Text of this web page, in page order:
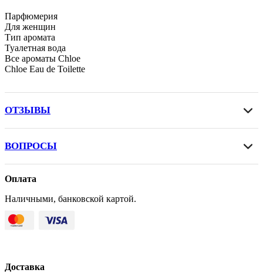
Парфюмерия
Для женщин
Тип аромата
Туалетная вода
Все ароматы Chloe
Chloe Eau de Toilette
ОТЗЫВЫ
ВОПРОСЫ
Оплата
Наличными, банковской картой.
Доставка